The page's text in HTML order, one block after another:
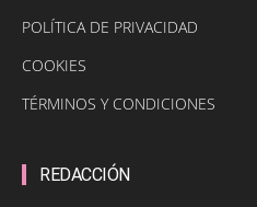
POLÍTICA DE PRIVACIDAD
COOKIES
TÉRMINOS Y CONDICIONES
REDACCIÓN